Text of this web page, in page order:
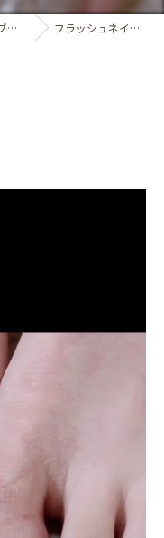
グ フラッシュネイル✨️